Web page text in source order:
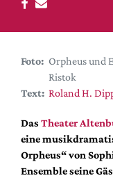
Hefte
Alle Hefte
Leseproben
Podcast
Shop / Abo
Newsletter
Redaktion
Foto: Orpheus und
Ristok
Text: Roland H.
Das Theater
eine
Orpheus“ von
Ensemble seine